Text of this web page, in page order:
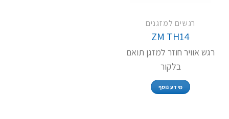
רגשים למזגנים
ZM TH14
רגש אוויר חוזר למזגן תואם
בלקור
מידע נוסף